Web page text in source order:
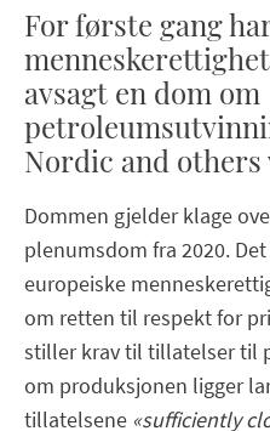
For første gang
avsagt en dom om
Nordic and others
Dommen gjelder klage
plenumsdom fra 2020.
europeiske
om retten til respekt for
stiller krav til tillatelser til
om produksjonen ligger
tillatelsene «sufficiently